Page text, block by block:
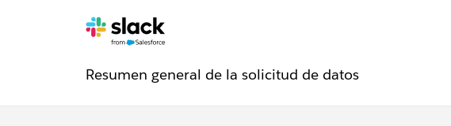
Páginas
Resumen general de la solicitud de datosadicionales